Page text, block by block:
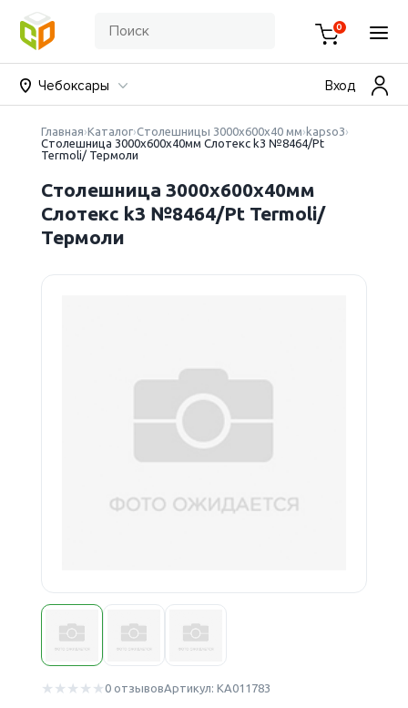
0
Чебоксары Вход
Главная Каталог Столешницы 3000х600х40 мм kapso3
Столешница 3000х600х40мм Слотекс k3 №8464/Pt
Termoli/ Термоли
Столешница 3000х600х40мм
Слотекс k3 №8464/Pt Termoli/
Термоли
0 отзывовАртикул: КА011783